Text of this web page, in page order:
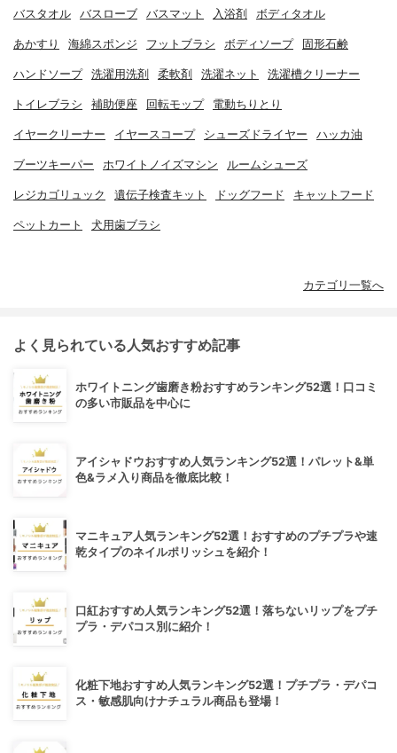
バスタオル バスローブ バスマット 入浴剤 ボディタオル
あかすり 海綿スポンジ フットブラシ ボディソープ 固形石鹸
ハンドソープ 洗濯用洗剤 柔軟剤 洗濯ネット 洗濯槽クリーナー
トイレブラシ 補助便座 回転モップ 電動ちりとり
イヤークリーナー イヤースコープ シューズドライヤー ハッカ油
ブーツキーパー ホワイトノイズマシン ルームシューズ
レジカゴリュック 遺伝子検査キット ドッグフード キャットフード
ペットカート 犬用歯ブラシ
カテゴリ一覧へ
よく見られている人気おすすめ記事
ホワイトニング歯磨き粉おすすめランキング52選！口コミ
の多い市販品を中心に
アイシャドウおすすめ人気ランキング52選！パレット&単
色&ラメ入り商品を徹底比較！
マニキュア人気ランキング52選！おすすめのプチプラや速
乾タイプのネイルポリッシュを紹介！
口紅おすすめ人気ランキング52選！落ちないリップをプチ
プラ・デパコス別に紹介！
化粧下地おすすめ人気ランキング52選！プチプラ・デパコ
ス・敏感肌向けナチュラル商品も登場！